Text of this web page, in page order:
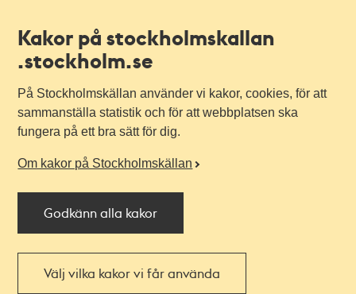
Kakor på stockholmskallan
.stockholm.se
På Stockholmskällan använder vi kakor, cookies, för att
sammanställa statistik och för att webbplatsen ska
fungera på ett bra sätt för dig.
Om kakor på Stockholmskällan
Godkänn alla kakor
Välj vilka kakor vi får använda